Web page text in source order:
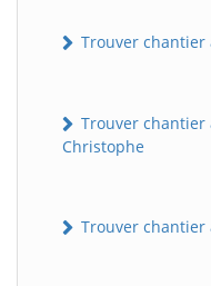
Trouver chantier
Trouver chantier
Christophe
Trouver chantier